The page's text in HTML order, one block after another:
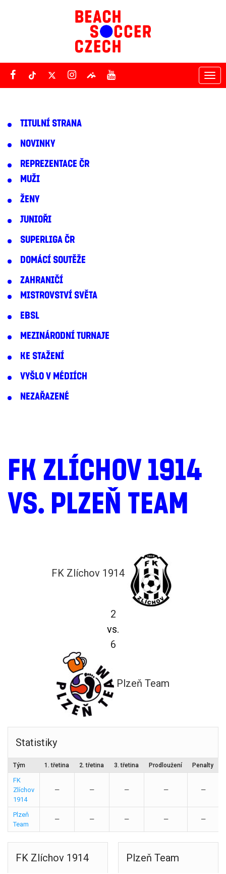
TITULNÍ STRANA
NOVINKY
REPREZENTACE ČR
MUŽI
ŽENY
JUNIOŘI
SUPERLIGA ČR
DOMÁCÍ SOUTĚŽE
ZAHRANIČÍ
MISTROVSTVÍ SVĚTA
EBSL
MEZINÁRODNÍ TURNAJE
KE STAŽENÍ
VYŠLO V MÉDIÍCH
NEZAŘAZENÉ
FK ZLÍCHOV 1914
VS. PLZEŇ TEAM
FK Zlíchov 1914
2
vs.
6
Plzeň Team
Statistiky
Tým 1. třetina 2. třetina 3. třetina Prodloužení Penalty
FK
Zlíchov
1914
— — — — —
Plzeň
Team
— — — — —
FK Zlíchov 1914 Plzeň Team